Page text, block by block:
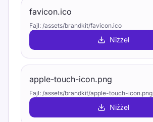
favicon.ico
Fajl: /assets/brandkit/favicon.ico
Niżżel
apple-touch-icon.png
Fajl: /assets/brandkit/apple-touch-icon.png
Niżżel